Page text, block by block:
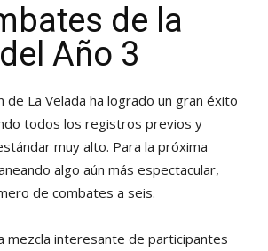
de la
Año 3
de La Velada ha logrado un gran éxito
todos los registros previos y
muy alto. Para la próxima
algo aún más espectacular,
de combates a seis.
mezcla interesante de participantes